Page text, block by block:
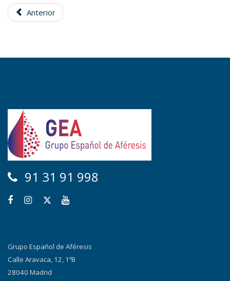
Anterior
91 31 91 998
Grupo Español de Aféresis
Calle Aravaca, 12, 1ºB
28040 Madrid